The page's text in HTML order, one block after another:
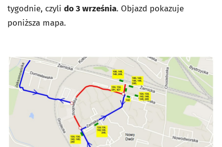
tygodnie, czyli do 3 września. Objazd pokazuje
poniższa mapa.